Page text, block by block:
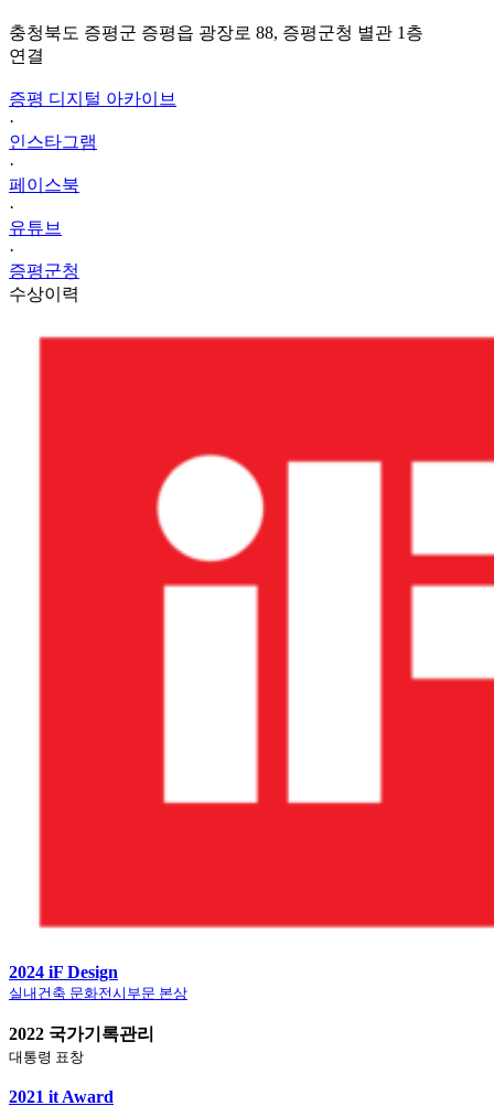
충청북도 증평군 증평읍 광장로 88, 증평군청 별관 1층
연결
증평 디지털 아카이브
·
인스타그램
·
페이스북
·
유튜브
·
증평군청
수상이력
2024 iF Design
실내건축 문화전시부문 본상
2022 국가기록관리
대통령 표창
2021 it Award